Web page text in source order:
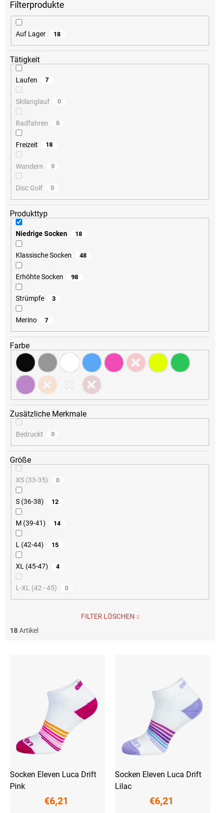
Auf Lager 18
Größe
XS (33-35) 0
S (36-38) 12
M (39-41) 14
L (42-44) 15
XL (45-47) 4
L-XL (42 - 45) 0
Tätigkeit
Laufen 7
Skilanglauf 0
Radfahren 0
Freizeit 18
Wandern 0
Disc Golf 0
Produkttyp
Niedrige Socken 18
Klassische Socken 48
Erhöhte Socken 98
Strümpfe 3
Merino 7
Farbe
Zusätzliche Merkmale
Bedruckt 0
FILTER LÖSCHEN
18Artikel
Socken Eleven Luca Drift
Pink
€6,21
Socken Eleven Luca Drift
Lilac
€6,21